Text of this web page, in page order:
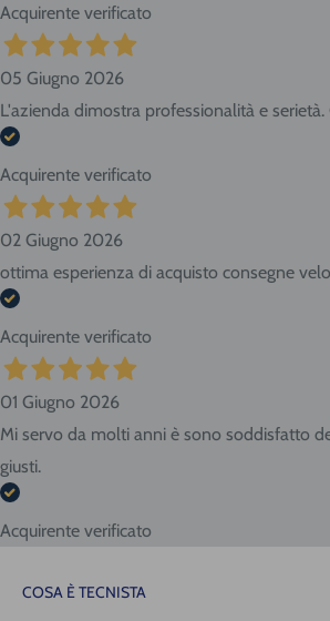
Acquirente verificato
05 Giugno 2026
L'azienda dimostra professionalità e
Acquirente verificato
02 Giugno 2026
ottima esperienza di acquisto consegne
Acquirente verificato
01 Giugno 2026
Mi servo da molti anni è sono soddisfatto
giusti.
Acquirente verificato
COSA È TECNISTA